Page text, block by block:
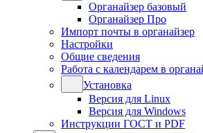
Органайзер базовый
Органайзер Про
Импорт почты в органайзер
Настройки
Общие сведения
Работа с календарем в
Установка
Версия для Linux
Версия для Windows
Инструкции ГОСТ и PDF